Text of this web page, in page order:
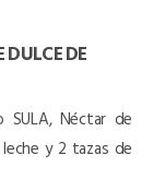
DULCE DE
SULA, Néctar de
y 2 tazas de